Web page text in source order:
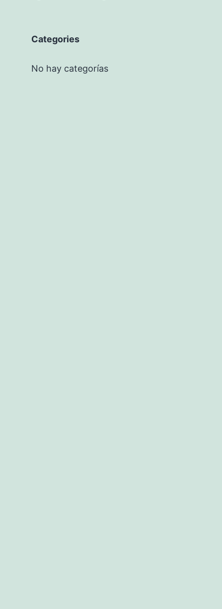
Categories
No hay categorías